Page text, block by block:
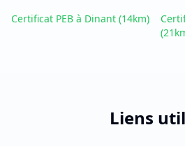
Certificat PEB à Dinant (14km)
Liens